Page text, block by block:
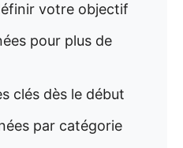
votre objectif
pour plus de
clés dès le début
par catégorie